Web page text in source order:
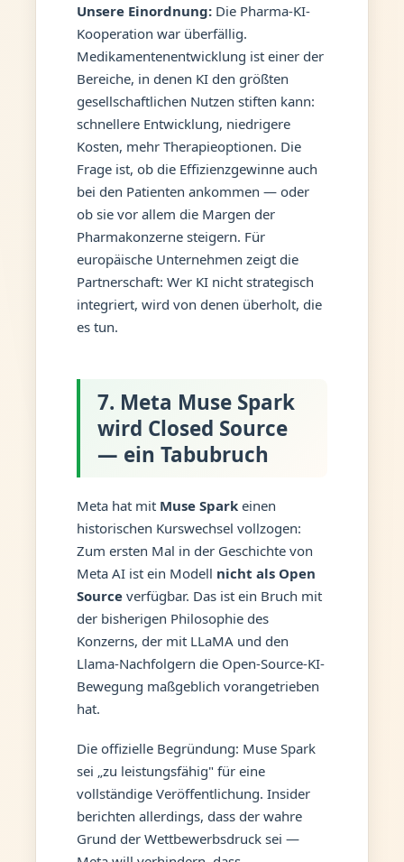
Unsere Einordnung:Die Pharma-KI-
Kooperation war überfällig.
Medikamentenentwicklung ist einer der
Bereiche, in denen KI den größten
gesellschaftlichen Nutzen stiften kann:
schnellere Entwicklung, niedrigere
Kosten, mehr Therapieoptionen. Die
Frage ist, ob die Effizienzgewinne auch
bei den Patienten ankommen — oder
ob sie vor allem die Margen der
Pharmakonzerne steigern. Für
europäische Unternehmen zeigt die
Partnerschaft: Wer KI nicht strategisch
integriert, wird von denen überholt, die
es tun.
7. Meta Muse Spark
wird Closed Source
— ein Tabubruch
Meta hat mit Muse Sparkeinen
historischen Kurswechsel vollzogen:
Zum ersten Mal in der Geschichte von
Meta AI ist ein Modell nicht als Open
Sourceverfügbar. Das ist ein Bruch mit
der bisherigen Philosophie des
Konzerns, der mit LLaMA und den
Llama-Nachfolgern die Open-Source-KI-
Bewegung maßgeblich vorangetrieben
hat.
Die offizielle Begründung: Muse Spark
sei „zu leistungsfähig" für eine
vollständige Veröffentlichung. Insider
berichten allerdings, dass der wahre
Grund der Wettbewerbsdruck sei —